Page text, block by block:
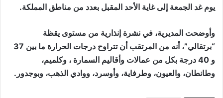
يوم غد الجمعة إلى غاية الأحد المقبل بعدد من مناطق المملكة.
وأوضحت المديرية، في نشرة إنذارية من مستوى يقظة
“برتقالي”، أنه من المرتقب أن تتراوح درجات الحرارة ما بين 37
و 40 درجة بكل من عمالات وأقاليم السمارة ، وكلميم،
وطانطان، والعيون، وطرفاية، وأوسرد، ووادي الذهب، وبوجدور.